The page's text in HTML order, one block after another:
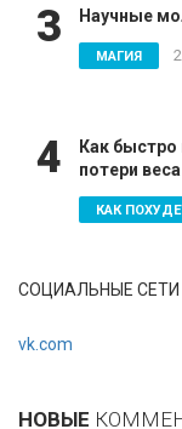
3 Научные
МАГИЯ
4
Как быстро
потери веса
КАК
СОЦИАЛЬНЫЕ СЕТИ
vk.com
НОВЫЕ